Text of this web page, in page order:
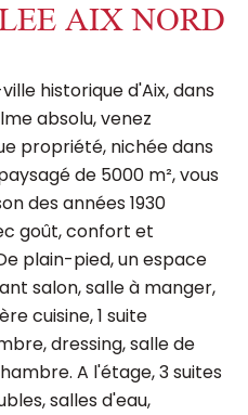
AIX NORD
historique d'Aix, dans
absolu, venez
propriété, nichée dans
de 5000 m², vous
des années 1930
goût, confort et
plain-pied, un espace
salon, salle à manger,
cuisine, 1 suite
dressing, salle de
A l'étage, 3 suites
salles d'eau,